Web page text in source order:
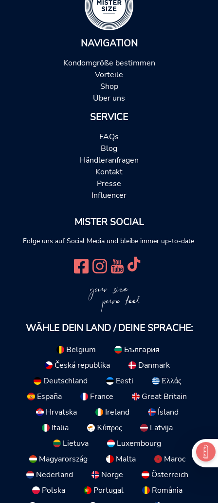
NAVIGATION
Kondomgröße bestimmen
Vorteile
Shop
Über uns
SERVICE
FAQs
Blog
Händleranfragen
Kontakt
Presse
Influencer
MISTER SOCIAL
Folge uns auf Social Media und bleibe immer up-to-date.
your size
pure feel
WÄHLE DEIN LAND / DEINE SPRACHE:
Belgium
България
Česká republika
Danmark
Deutschland
Eesti
Ελλάς
España
France
Great Britain
Hrvatska
Ireland
Ísland
Italia
Κύπρος
Latvija
Lietuva
Luxembourg
Magyarország
Malta
Maroc
Nederland
Norge
Österreich
Polska
Portugal
România